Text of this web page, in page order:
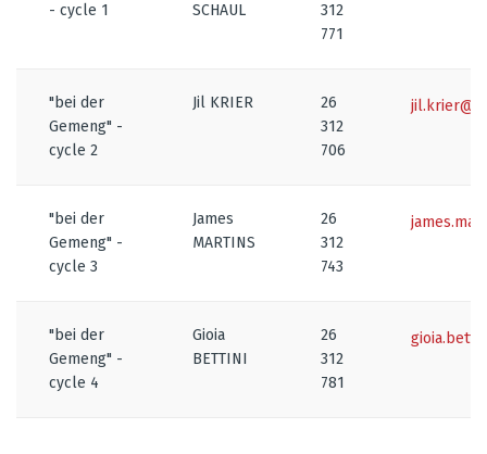
- cycle 1
SCHAUL
312
771
"bei der
Gemeng" -
cycle 2
Jil KRIER
26
312
706
"bei der
Gemeng" -
cycle 3
James
MARTINS
26
312
743
"bei der
Gemeng" -
cycle 4
Gioia
BETTINI
26
312
781